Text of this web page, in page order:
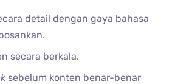
detail dengan gaya bahasa
secara berkala.
sebelum konten benar-benar